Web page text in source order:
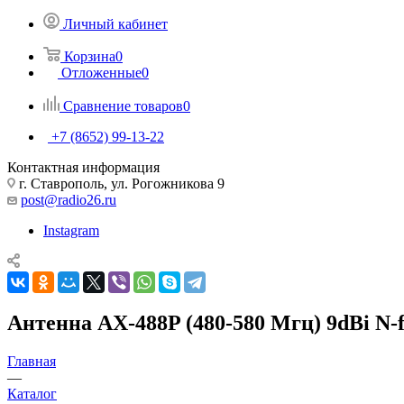
Личный кабинет
Корзина0
Отложенные0
Сравнение товаров0
+7 (8652) 99-13-22
Контактная информация
г. Ставрополь, ул. Рогожникова 9
post@radio26.ru
Instagram
Антенна AX-488P (480-580 Мгц) 9dBi N-
Главная
—
Каталог